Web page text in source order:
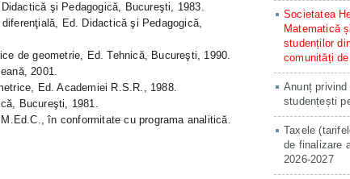
şi Pedagogică, Bucureşti, 1983.
Ed. Didactică şi Pedagogică,
de geometrie, Ed. Tehnică, Bucureşti, 1990.
2001.
Ed. Academiei R.S.R., 1988.
Bucureşti, 1981.
în conformitate cu programa analitică.
Societatea
Matematică
studenților
comunități
Anunț
studențești
Taxele
de finalizare
2026-2027